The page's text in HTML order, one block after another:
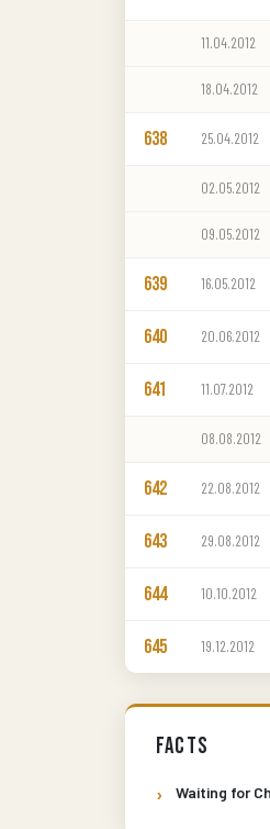
11.04.2012
18.04.2012
638 25.04.2012
02.05.2012
09.05.2012
639 16.05.2012
640 20.06.2012
641 11.07.2012
08.08.2012
642 22.08.2012
643 29.08.2012
644 10.10.2012
645 19.12.2012
Facts
Waiting for